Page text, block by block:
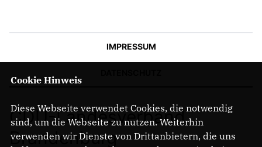
IMPRESSUM
CDU-Landesverband
Brandenburg
Cookie Hinweis
Diese Webseite verwendet Cookies, die notwendig
sind, um die Webseite zu nutzen. Weiterhin
verwenden wir Dienste von Drittanbietern, die uns